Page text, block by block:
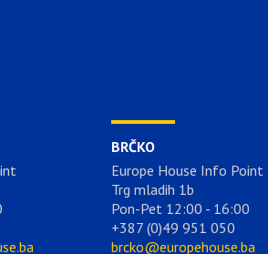
BRČKO
Europe House Info Point
Trg mladih 1b
Pon-Pet 12:00 - 16:00
+387 (0)49 951 050
brcko@europehouse.ba